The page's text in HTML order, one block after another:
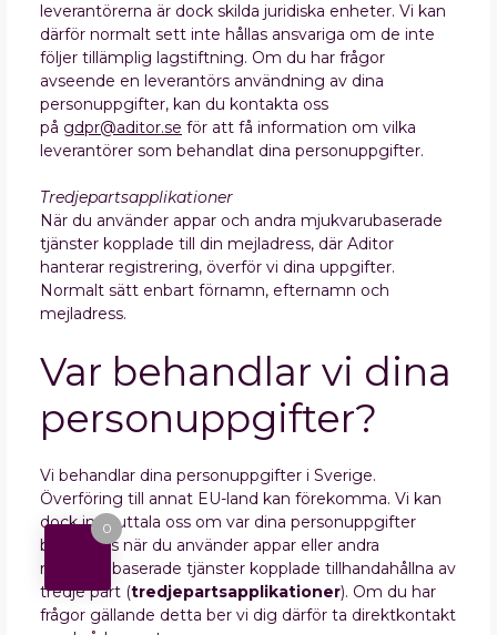
leverantörerna är dock skilda juridiska enheter. Vi kan
därför normalt sett inte hållas ansvariga om de inte
följer tillämplig lagstiftning. Om du har frågor
avseende en leverantörs användning av dina
personuppgifter, kan du kontakta oss
på gdpr@aditor.se för att få information om vilka
leverantörer som behandlat dina personuppgifter.
Tredjepartsapplikationer
När du använder appar och andra mjukvarubaserade
tjänster kopplade till din mejladress, där Aditor
hanterar registrering, överför vi dina uppgifter.
Normalt sätt enbart förnamn, efternamn och
mejladress.
Var behandlar vi dina
personuppgifter?
Vi behandlar dina personuppgifter i Sverige.
Överföring till annat EU-land kan förekomma. Vi kan
dock inte uttala oss om var dina personuppgifter
behandlas när du använder appar eller andra
mjukvarubaserade tjänster kopplade tillhandahållna av
tredje part (tredjepartsapplikationer). Om du har
frågor gällande detta ber vi dig därför ta direktkontakt
0